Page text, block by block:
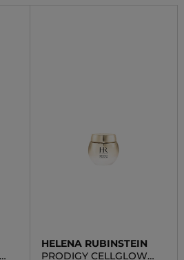
HELENA RUBINSTEIN
PRODIGY CELLGLOW